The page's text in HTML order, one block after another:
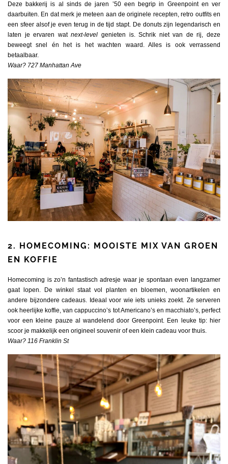
Deze bakkerij is al sinds de jaren ’50 een begrip in Greenpoint en ver
daarbuiten. En dat merk je meteen aan de originele recepten, retro outfits en
een sfeer alsof je even terug in de tijd stapt. De donuts zijn legendarisch en
laten je ervaren watnext-level genieten is. Schrik niet van de rij, deze
beweegt snel én het is het wachten waard. Alles is ook verrassend
betaalbaar.
Waar? 727 Manhattan Ave
2. HOMECOMING: MOOISTE MIX VAN GROEN
EN KOFFIE
Homecoming is zo’n fantastisch adresje waar je spontaan even langzamer
gaat lopen. De winkel staat vol planten en bloemen, woonartikelen en
andere bijzondere cadeaus. Ideaal voor wie iets unieks zoekt. Ze serveren
ook heerlijke koffie, van cappuccino’s tot Americano’s en macchiato’s, perfect
voor een kleine pauze al wandelend door Greenpoint. Een leuke tip: hier
scoor je makkelijk een origineel souvenir of een klein cadeau voor thuis.
Waar? 116 Franklin St